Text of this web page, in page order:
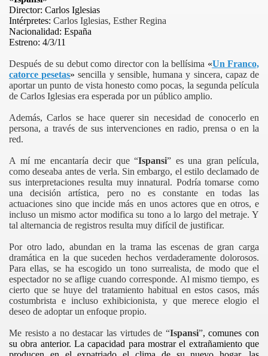
Director: Carlos Iglesias
Intérpretes: Carlos Iglesias, Esther Regina
Nacionalidad: España
Estreno: 4/3/11
Después de su debut como director con la bellísima «Un Franco,
catorce pesetas»sencilla y sensible, humana y sincera, capaz de
aportar un punto de vista honesto como pocas, la segunda película
de Carlos Iglesias era esperada por un público amplio.
Además, Carlos se hace querer sin necesidad de conocerlo en
persona, a través de sus intervenciones en radio, prensa o en la
red.
A mí me encantaría decir que “Ispansi” es una gran película,
como deseaba antes de verla. Sin embargo, el estilo declamado de
sus interpretaciones resulta muy innatural. Podría tomarse como
una decisión artística, pero no es constante en todas las
actuaciones sino que incide más en unos actores que en otros, e
incluso un mismo actor modifica su tono a lo largo del metraje. Y
tal alternancia de registros resulta muy difícil de justificar.
Por otro lado, abundan en la trama las escenas de gran carga
dramática en la que suceden hechos verdaderamente dolorosos.
Para ellas, se ha escogido un tono surrealista, de modo que el
espectador no se aflige cuando corresponde. Al mismo tiempo, es
cierto que se huye del tratamiento habitual en estos casos, más
costumbrista e incluso exhibicionista, y que merece elogio el
deseo de adoptar un enfoque propio.
Me resisto a no destacar las virtudes de “Ispansi”, comunes con
su obra anterior. La capacidad para mostrar el extrañamiento que